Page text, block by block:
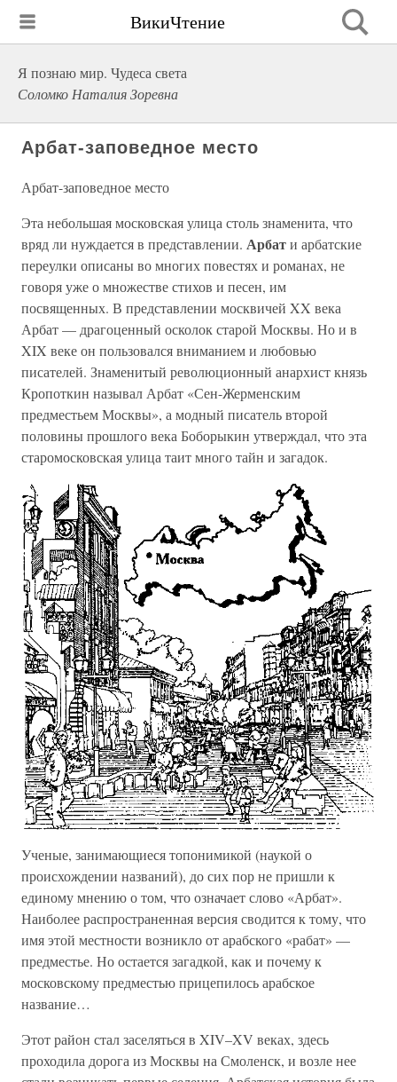
ВикиЧтение
Я познаю мир. Чудеса света
Соломко Наталия Зоревна
Арбат-заповедное место
Арбат-заповедное место
Эта небольшая московская улица столь знаменита, что
вряд ли нуждается в представлении. Арбати арбатские
переулки описаны во многих повестях и романах, не
говоря уже о множестве стихов и песен, им
посвященных. В представлении москвичей XX века
Арбат — драгоценный осколок старой Москвы. Но и в
XIX веке он пользовался вниманием и любовью
писателей. Знаменитый революционный анархист князь
Кропоткин называл Арбат «Сен-Жерменским
предместьем Москвы», а модный писатель второй
половины прошлого века Боборыкин утверждал, что эта
старомосковская улица таит много тайн и загадок.
Ученые, занимающиеся топонимикой (наукой о
происхождении названий), до сих пор не пришли к
единому мнению о том, что означает слово «Арбат».
Наиболее распространенная версия сводится к тому, что
имя этой местности возникло от арабского «рабат» —
предместье. Но остается загадкой, как и почему к
московскому предместью прицепилось арабское
название…
Этот район стал заселяться в XIV–XV веках, здесь
проходила дорога из Москвы на Смоленск, и возле нее